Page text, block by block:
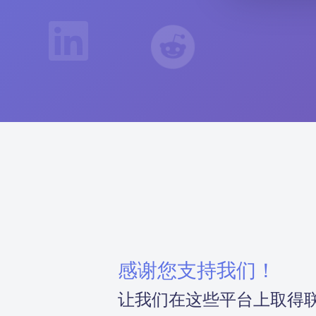
感谢您支持我们！
让我们在这些平台上取得